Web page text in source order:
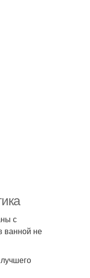
с
ванной не